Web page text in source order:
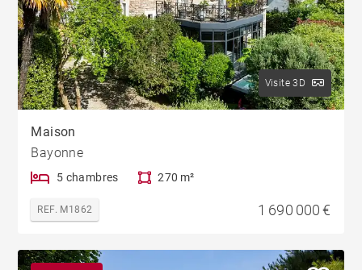
Visite 3D
Maison
Bayonne
5 chambres 270 m²
REF. M1862 1 690 000 €